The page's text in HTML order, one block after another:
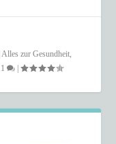
|Alles zur Gesundheit,
|